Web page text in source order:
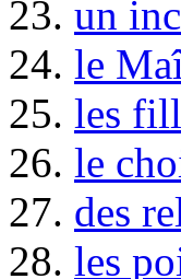
23. un
24. le
25. les
26. le
27. des
28. les